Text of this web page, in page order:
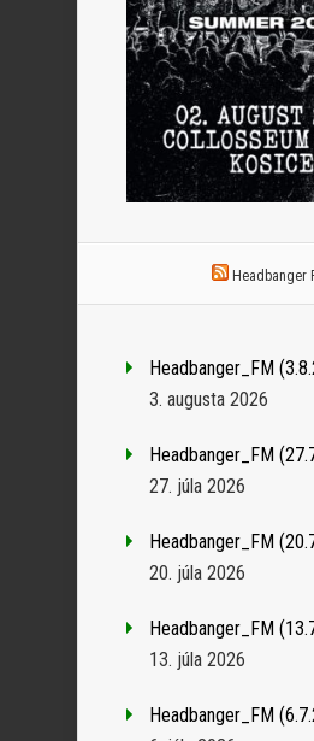
Headbanger
Headbanger_FM
3. augusta 2026
Headbanger_FM
27. júla 2026
Headbanger_FM
20. júla 2026
Headbanger_FM
13. júla 2026
Headbanger_FM